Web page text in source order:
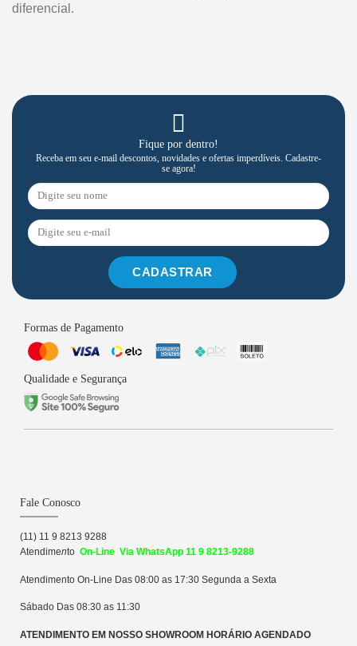
diferencial.
Fique por dentro!
Receba em seu e-mail descontos, novidades e ofertas imperdíveis. Cadastre-
se agora!
CADASTRAR
Formas de Pagamento
Qualidade e Segurança
Fale Conosco
(11) 11 9 8213 9288
Atendimento On-Line Via WhatsApp 11 9 8213-9288
Atendimento On-Line Das 08:00 as 17:30 Segunda a Sexta
Sábado Das 08:30 as 11:30
ATENDIMENTO EM NOSSO SHOWROOM HORÁRIO AGENDADO